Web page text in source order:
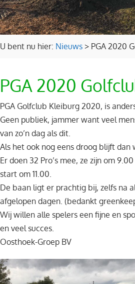
U bent nu hier: Nieuws > PGA 2020
PGA 2020
PGA Golfclub Kleiburg 2020, is
Geen publiek, jammer want veel
van zo’n dag als dit.
Als het ook nog eens droog blijft
Er doen 32 Pro’s mee, ze zijn om
start om 11.00.
De baan ligt er prachtig bij, zelfs na
afgelopen dagen. (bedankt
Wij willen alle spelers een fijne en
en veel succes.
Oosthoek-Groep BV